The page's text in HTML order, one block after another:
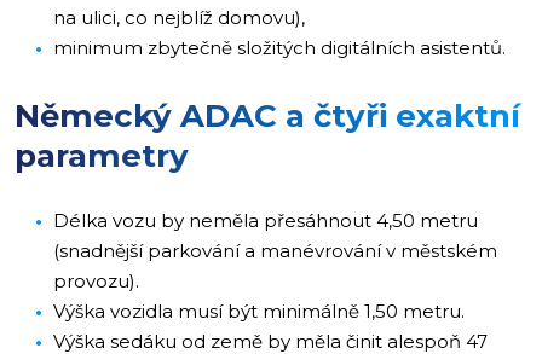
na ulici, co nejblíž domovu),
minimum zbytečně složitých digitálních asistentů.
Německý ADAC a čtyři exaktní
parametry
Délka vozu by neměla přesáhnout 4,50 metru
(snadnější parkování a manévrování v městském
provozu).
Výška vozidla musí být minimálně 1,50 metru.
Výška sedáku od země by měla činit alespoň 47